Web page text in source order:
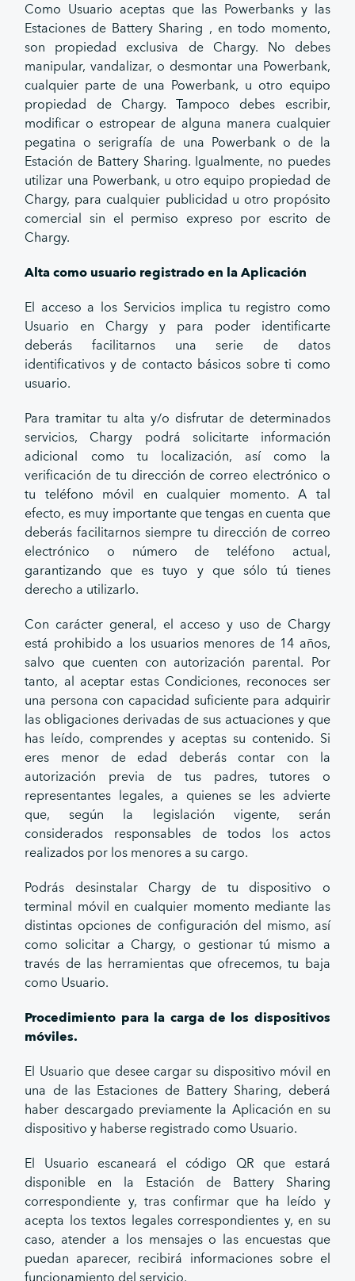
Como Usuario aceptas que las Powerbanks y las
Estaciones de Battery Sharing , en todo momento,
son propiedad exclusiva de Chargy. No debes
manipular, vandalizar, o desmontar una Powerbank,
cualquier parte de una Powerbank, u otro equipo
propiedad de Chargy. Tampoco debes escribir,
modificar o estropear de alguna manera cualquier
pegatina o serigrafía de una Powerbank o de la
Estación de Battery Sharing. Igualmente, no puedes
utilizar una Powerbank, u otro equipo propiedad de
Chargy, para cualquier publicidad u otro propósito
comercial sin el permiso expreso por escrito de
Chargy.
Alta como usuario registrado en la Aplicación
El acceso a los Servicios implica tu registro como
Usuario en Chargy y para poder identificarte
deberás facilitarnos una serie de datos
identificativos y de contacto básicos sobre ti como
usuario.
Para tramitar tu alta y/o disfrutar de determinados
servicios, Chargy podrá solicitarte información
adicional como tu localización, así como la
verificación de tu dirección de correo electrónico o
tu teléfono móvil en cualquier momento. A tal
efecto, es muy importante que tengas en cuenta que
deberás facilitarnos siempre tu dirección de correo
electrónico o número de teléfono actual,
garantizando que es tuyo y que sólo tú tienes
derecho a utilizarlo.
Con carácter general, el acceso y uso de Chargy
está prohibido a los usuarios menores de 14 años,
salvo que cuenten con autorización parental. Por
tanto, al aceptar estas Condiciones, reconoces ser
una persona con capacidad suficiente para adquirir
las obligaciones derivadas de sus actuaciones y que
has leído, comprendes y aceptas su contenido. Si
eres menor de edad deberás contar con la
autorización previa de tus padres, tutores o
representantes legales, a quienes se les advierte
que, según la legislación vigente, serán
considerados responsables de todos los actos
realizados por los menores a su cargo.
Podrás desinstalar Chargy de tu dispositivo o
terminal móvil en cualquier momento mediante las
distintas opciones de configuración del mismo, así
como solicitar a Chargy, o gestionar tú mismo a
través de las herramientas que ofrecemos, tu baja
como Usuario.
Procedimiento para la carga de los dispositivos
móviles.
El Usuario que desee cargar su dispositivo móvil en
una de las Estaciones de Battery Sharing, deberá
haber descargado previamente la Aplicación en su
dispositivo y haberse registrado como Usuario.
El Usuario escaneará el código QR que estará
disponible en la Estación de Battery Sharing
correspondiente y, tras confirmar que ha leído y
acepta los textos legales correspondientes y, en su
caso, atender a los mensajes o las encuestas que
puedan aparecer, recibirá informaciones sobre el